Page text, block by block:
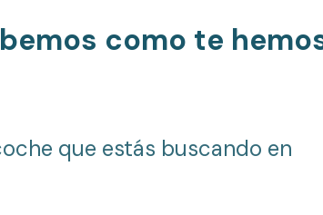
como te
que estás buscando en